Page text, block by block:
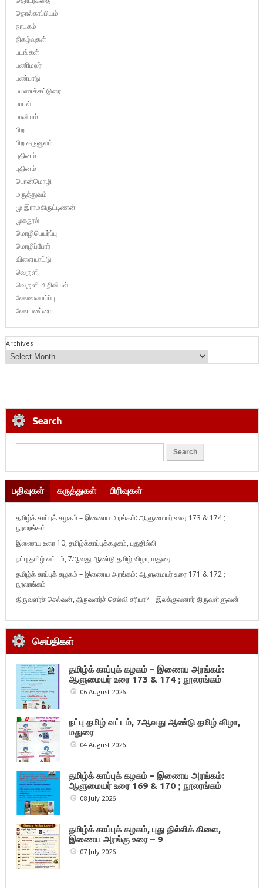
தொல்காப்பியம்
நாடகம்
நிகழ்வுகள்
படங்கள்
பணிமலர்
பண்பாடு
பயணக்கட்டுரை
பாடல்
பாவியம்
பிற
பிற கருவூலம்
புதினம்
புதினம்
பொன்மொழி
மருத்துவம்
மு.இராமகிருட்டிணன்
முகநூல்
மொழிபெயர்ப்பு
மொழிப்போர்
விளையாட்டு
வெருளி
வெருளி அறிவியல்
வேலைவாய்ப்பு
வேளாண்மை
Archives
Search
பதிவுகள் கருத்துகள் பிரிவுகள்
தமிழ்க் காப்புக் கழகம் – இணைய அரங்கம்: ஆளுமையர் உரை 173 & 174 ;
நூலரங்கம்
இணைய உரை 10, தமிழ்க்காப்புக்கழகம், புதுதில்லி
நட்பு தமிழ் வட்டம், 7ஆவது ஆண்டு தமிழ் விழா, மதுரை
தமிழ்க் காப்புக் கழகம் – இணைய அரங்கம்: ஆளுமையர் உரை 171 & 172 ;
நூலரங்கம்
திருவளர்ச் செல்வன், திருவளர்ச் செல்வி சரியா? – இலக்குவனார் திருவள்ளுவன்
செய்திகள்
தமிழ்க் காப்புக் கழகம் – இணைய அரங்கம்:
ஆளுமையர் உரை 173 & 174 ; நூலரங்கம்
06 August 2026
நட்பு தமிழ் வட்டம், 7ஆவது ஆண்டு தமிழ் விழா,
மதுரை
04 August 2026
தமிழ்க் காப்புக் கழகம் – இணைய அரங்கம்:
ஆளுமையர் உரை 169 & 170 ; நூலரங்கம்
08 July 2026
தமிழ்க் காப்புக் கழகம், புது தில்லிக் கிளை,
இணைய அரங்கு உரை – 9
07 July 2026